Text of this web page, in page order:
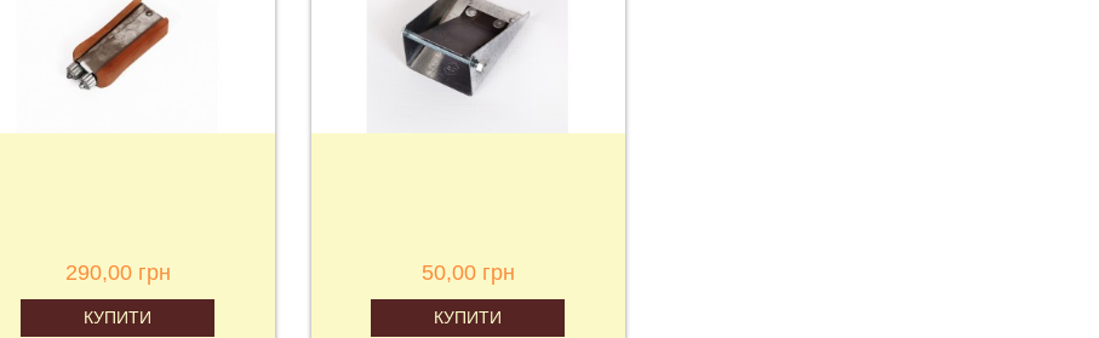
290,00 грн
КУПИТИ
50,00 грн
КУПИТИ